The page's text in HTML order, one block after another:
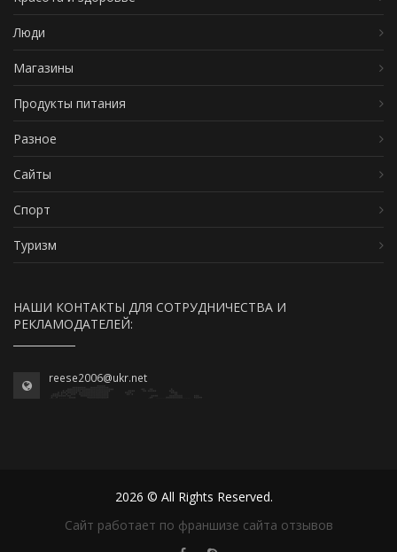
Люди
Магазины
Продукты питания
Разное
Сайты
Спорт
Туризм
НАШИ КОНТАКТЫ ДЛЯ СОТРУДНИЧЕСТВА И
РЕКЛАМОДАТЕЛЕЙ:
reese2006@ukr.net
2026 © All Rights Reserved.
Сайт работает по франшизе сайта отзывов